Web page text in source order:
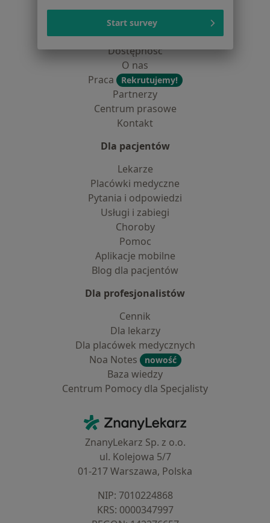
dane pozyskaliśmy samodzielnie
Polityka cookies
Jak działają wyniki wyszukiwania
Dostępność
O nas
Praca
Rekrutujemy!
Partnerzy
Centrum prasowe
Kontakt
Dla pacjentów
Lekarze
Placówki medyczne
Pytania i odpowiedzi
Usługi i zabiegi
Choroby
Pomoc
Aplikacje mobilne
Blog dla pacjentów
Dla profesjonalistów
Cennik
Dla lekarzy
Dla placówek medycznych
Noa Notes
nowość
Baza wiedzy
Centrum Pomocy dla Specjalisty
ZnanyLekarz - Strona główna
ZnanyLekarz Sp. z o.o.
ul. Kolejowa 5/7
01-217 Warszawa, Polska
NIP: ⁠7010224868
KRS: ⁠0000347997
Start survey